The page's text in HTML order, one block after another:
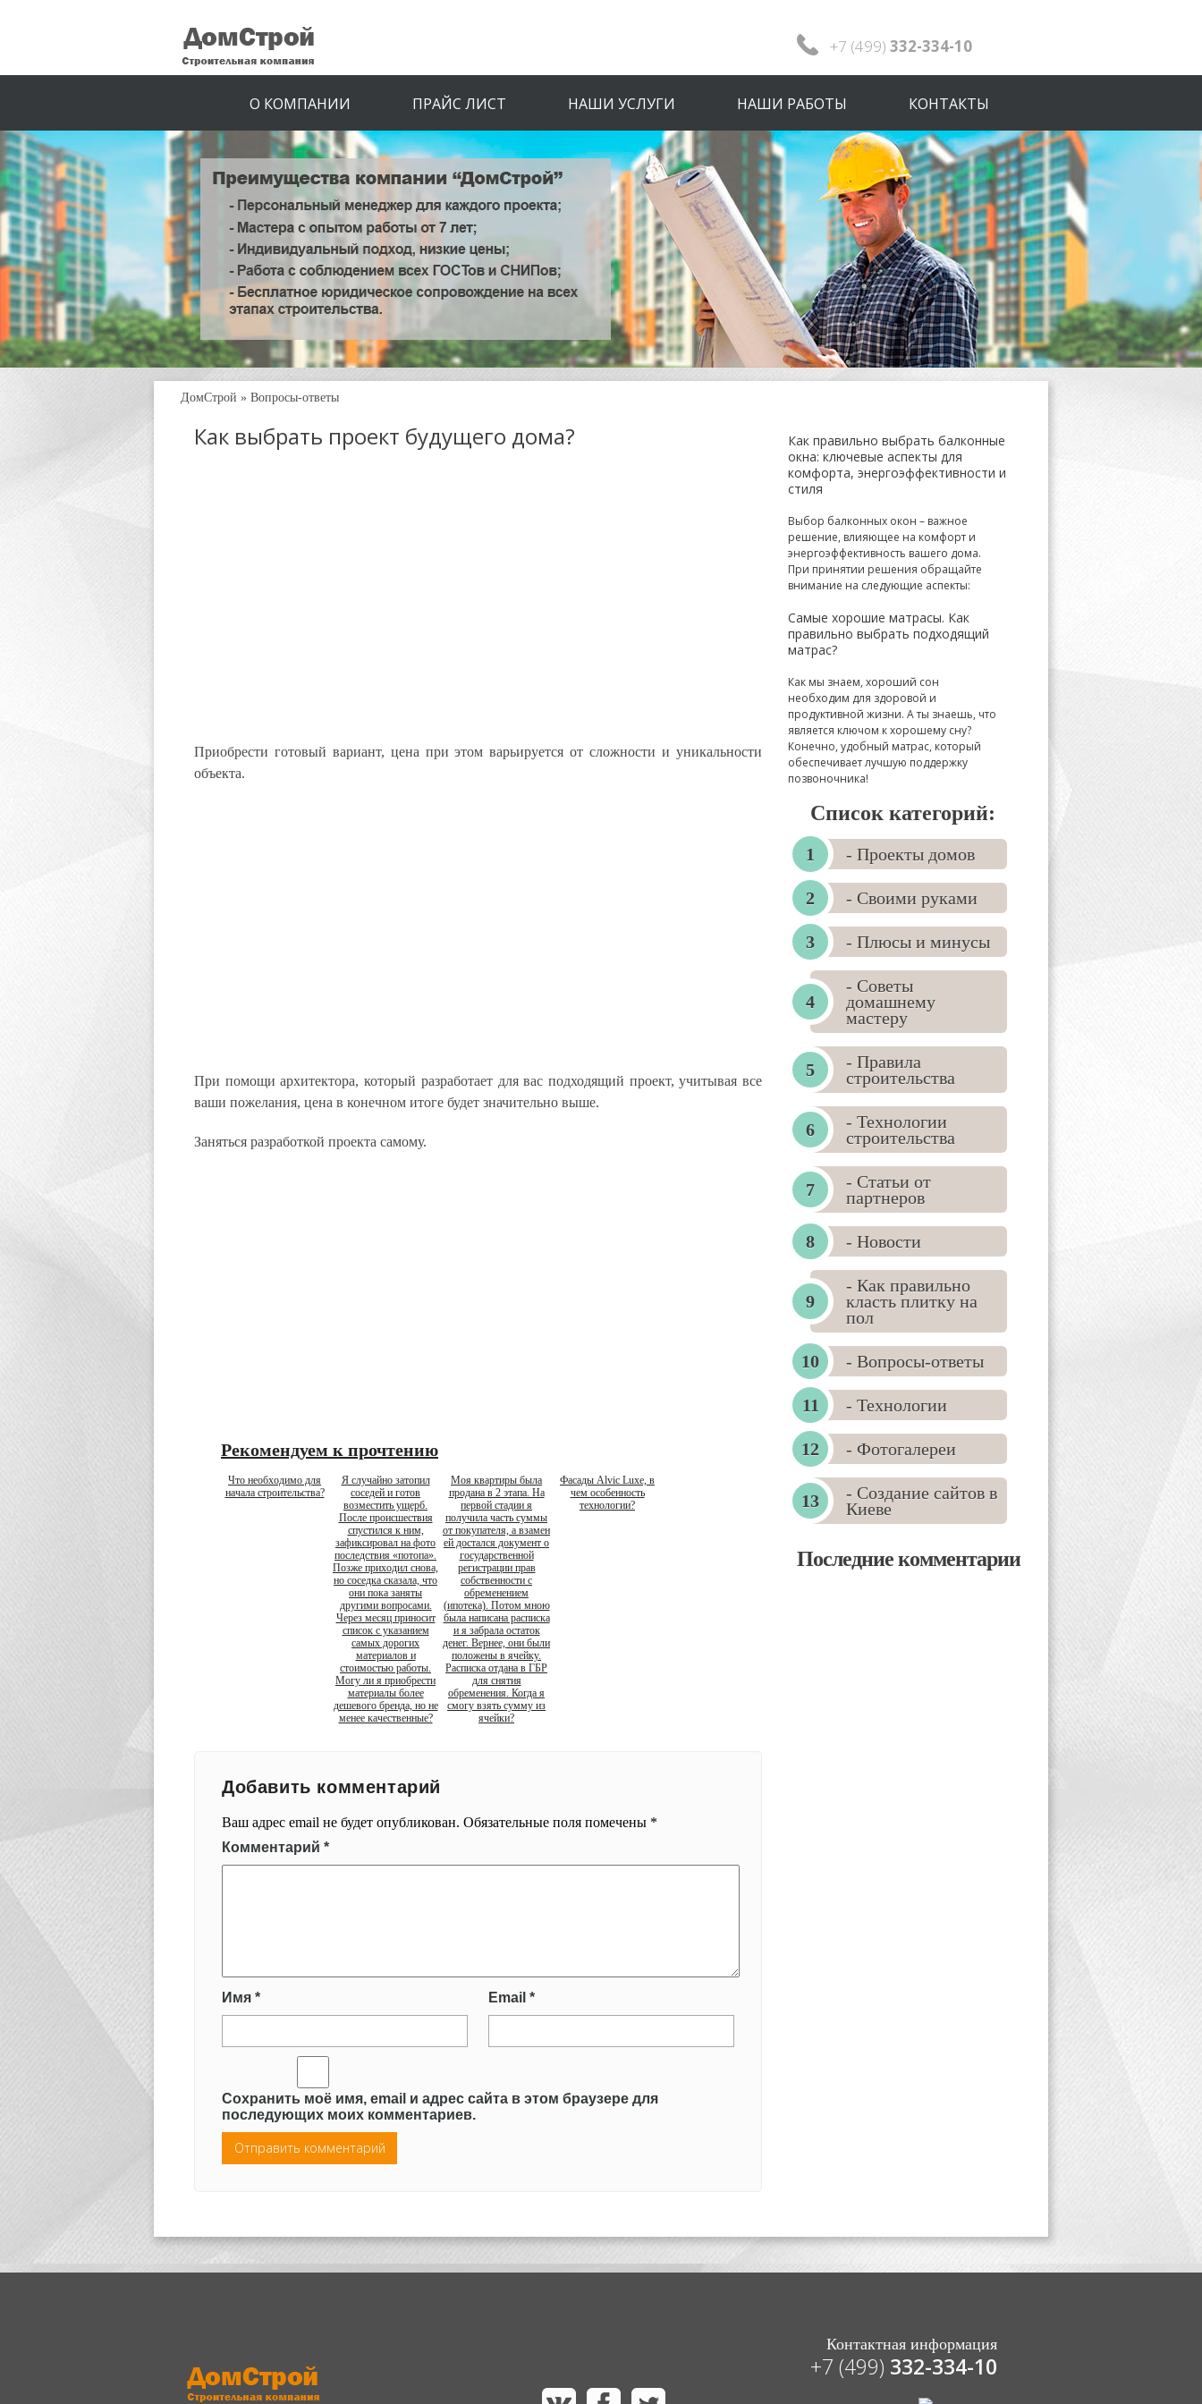
+7 (499) 332-334-10
О КОМПАНИИ ПРАЙС ЛИСТ НАШИ УСЛУГИ НАШИ РАБОТЫ КОНТАКТЫ
ДомСтрой » Вопросы-ответы
Как выбрать проект будущего дома?
Приобрести готовый вариант, цена при этом варьируется от сложности и уникальности
объекта.
При помощи архитектора, который разработает для вас подходящий проект, учитывая все
ваши пожелания, цена в конечном итоге будет значительно выше.
Заняться разработкой проекта самому.
Рекомендуем к прочтению
Что необходимо для
начала строительства?
Я случайно затопил
соседей и готов
возместить ущерб.
После происшествия
спустился к ним,
зафиксировал на фото
последствия «потопа».
Позже приходил снова,
но соседка сказала, что
они пока заняты
другими вопросами.
Через месяц приносит
список с указанием
самых дорогих
материалов и
стоимостью работы.
Могу ли я приобрести
материалы более
дешевого бренда, но не
менее качественные?
Моя квартиры была
продана в 2 этапа. На
первой стадии я
получила часть суммы
от покупателя, а взамен
ей достался документ о
государственной
регистрации прав
собственности с
обременением
(ипотека). Потом мною
была написана расписка
и я забрала остаток
денег. Вернее, они были
положены в ячейку.
Расписка отдана в ГБР
для снятия
обременения. Когда я
смогу взять сумму из
ячейки?
Фасады Alvic Luxe, в
чем особенность
технологии?
Добавить комментарий
Ваш адрес email не будет опубликован. Обязательные поля помечены *
Комментарий *
Имя * Email *
Сохранить моё имя, email и адрес сайта в этом браузере для
последующих моих комментариев.
Как правильно выбрать балконные
окна: ключевые аспекты для
комфорта, энергоэффективности и
стиля
Выбор балконных окон – важное
решение, влияющее на комфорт и
энергоэффективность вашего дома.
При принятии решения обращайте
внимание на следующие аспекты:
Самые хорошие матрасы. Как
правильно выбрать подходящий
матрас?
Как мы знаем, хороший сон
необходим для здоровой и
продуктивной жизни. А ты знаешь, что
является ключом к хорошему сну?
Конечно, удобный матрас, который
обеспечивает лучшую поддержку
позвоночника!
Список категорий:
- Проекты домов
- Своими руками
- Плюсы и минусы
- Советы
домашнему
мастеру
- Правила
строительства
- Технологии
строительства
- Статьи от
партнеров
- Новости
- Как правильно
класть плитку на
пол
- Вопросы-ответы
- Технологии
- Фотогалереи
- Создание сайтов в
Киеве
Последние комментарии
Контактная информация
+7 (499) 332-334-10